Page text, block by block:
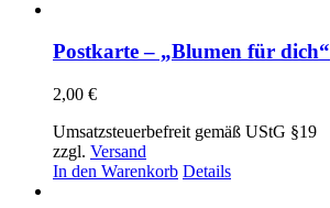
Postkarte – „Blumen für dich“
2,00 €
Umsatzsteuerbefreit gemäß UStG §19
zzgl. Versand
In den Warenkorb Details